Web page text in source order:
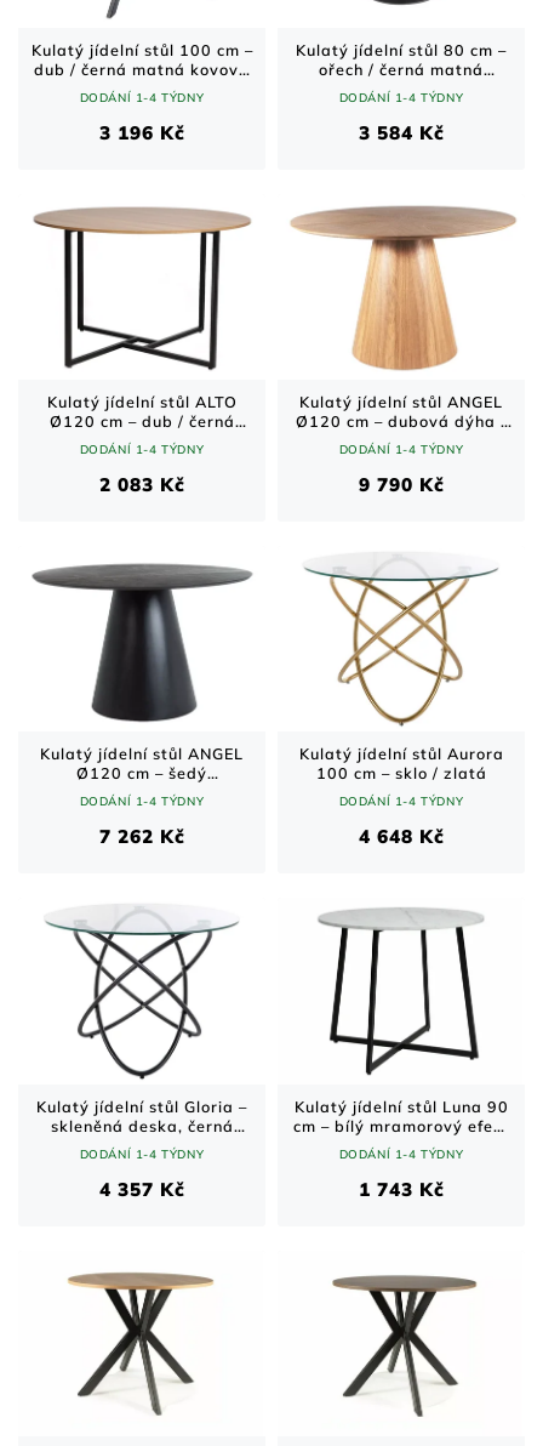
Kulatý jídelní stůl 100 cm –
dub / černá matná kovová
podnož
DODÁNÍ 1-4 TÝDNY
3 196 Kč
Kulatý jídelní stůl 80 cm –
ořech / černá matná
podnož
DODÁNÍ 1-4 TÝDNY
3 584 Kč
Kulatý jídelní stůl ALTO
Ø120 cm – dub / černá
kovová podnož
DODÁNÍ 1-4 TÝDNY
2 083 Kč
Kulatý jídelní stůl ANGEL
Ø120 cm – dubová dýha /
kuželová podnož
DODÁNÍ 1-4 TÝDNY
9 790 Kč
Kulatý jídelní stůl ANGEL
Ø120 cm – šedý
mramorový efekt / černá
matná podnož
DODÁNÍ 1-4 TÝDNY
7 262 Kč
Kulatý jídelní stůl Aurora
100 cm – sklo / zlatá
DODÁNÍ 1-4 TÝDNY
4 648 Kč
Kulatý jídelní stůl Gloria –
skleněná deska, černá
podnož, Ø 100 cm
DODÁNÍ 1-4 TÝDNY
4 357 Kč
Kulatý jídelní stůl Luna 90
cm – bílý mramorový efekt
/ černá
DODÁNÍ 1-4 TÝDNY
1 743 Kč